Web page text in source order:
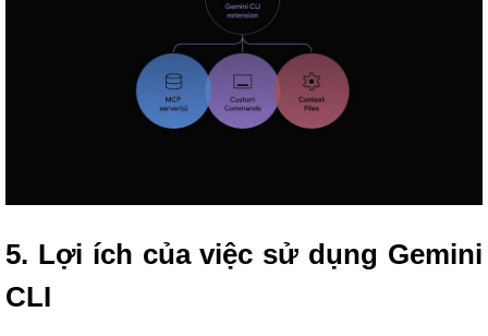
5. Lợi ích của việc sử dụng Gemini
CLI